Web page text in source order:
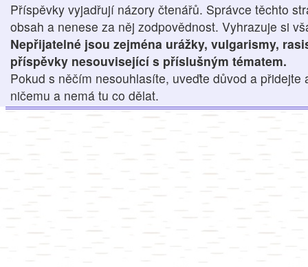
Příspěvky vyjadřují názory čtenářů. Správce těchto
obsah a nenese za něj zodpovědnost. Vyhrazuje si
Nepřijatelné jsou zejména urážky, vulgarismy,
příspěvky nesouvisející s příslušným tématem.
Pokud s něčím nesouhlasíte, uveďte důvod a přidejte
ničemu a nemá tu co dělat.